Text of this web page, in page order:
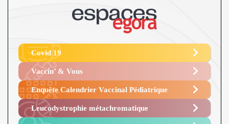
Covid 19
Vaccin’ & Vous
Enquête Calendrier Vaccinal Pédiatrique
Leucodystrophie métachromatique